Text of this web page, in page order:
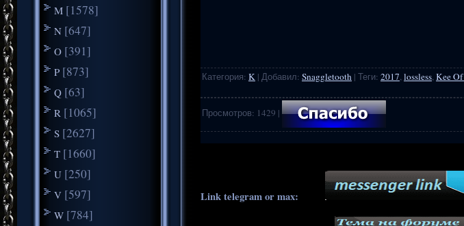
M [1578]
N [647]
O [391]
P [873]
Q [63]
R [1065]
S [2627]
T [1660]
U [250]
V [597]
W [784]
Категория: K | Добавил: Snaggletooth | Теги: 2017,lossless,Kee
Просмотров: 1429 |
Link telegram or max: